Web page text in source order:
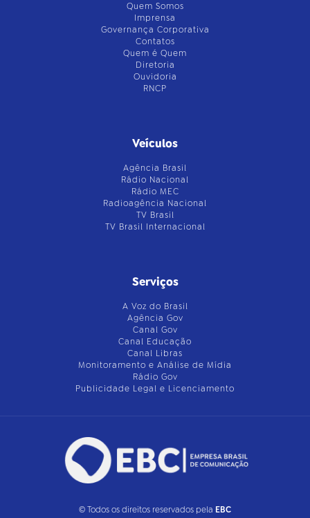
Quem Somos
Imprensa
Governança Corporativa
Contatos
Quem é Quem
Diretoria
Ouvidoria
RNCP
Veículos
Agência Brasil
Rádio Nacional
Rádio MEC
Radioagência Nacional
TV Brasil
TV Brasil Internacional
Serviços
A Voz do Brasil
Agência Gov
Canal Gov
Canal Educação
Canal Libras
Monitoramento e Análise de Mídia
Rádio Gov
Publicidade Legal e Licenciamento
© Todos os direitos reservados pela EBC